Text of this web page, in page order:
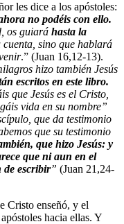
les dice a los apóstoles:
no podéis con ello.
os guiará hasta la
sino que hablará
.” (Juan 16,12-13).
hizo también Jesús
escritos en este libro.
que Jesús es el Cristo,
vida en su nombre”
que da testimonio
que su testimonio
que hizo Jesús: y
que ni aun en el
de escribir” (Juan 21,24-
Cristo enseñó, y el
hacia ellas. Y